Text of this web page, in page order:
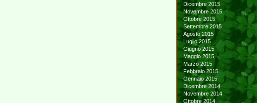
Dicembre 2015
Novembre 2015
Ottobre 2015
Settembre 2015
Agosto 2015
Luglio 2015
Giugno 2015
Maggio 2015
Marzo 2015
Febbraio 2015
Gennaio 2015
Dicembre 2014
Novembre 2014
Ottobre 2014